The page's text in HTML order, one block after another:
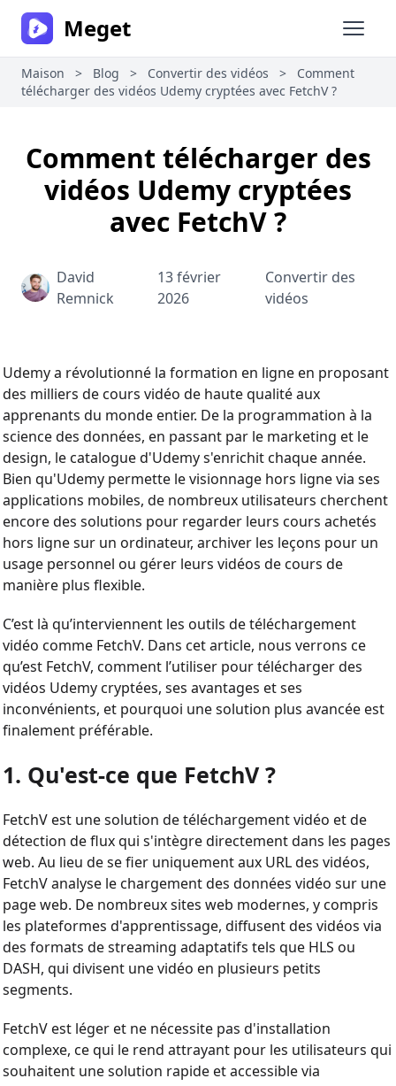
Meget
Maison > Blog > Convertir des vidéos >
Comment
télécharger des vidéos Udemy cryptées avec FetchV ?
Comment télécharger des
vidéos Udemy cryptées
avec FetchV ?
David
Remnick
13 février
2026
Convertir des
vidéos
Udemy a révolutionné la formation en ligne en proposant
des milliers de cours vidéo de haute qualité aux
apprenants du monde entier. De la programmation à la
science des données, en passant par le marketing et le
design, le catalogue d'Udemy s'enrichit chaque année.
Bien qu'Udemy permette le visionnage hors ligne via ses
applications mobiles, de nombreux utilisateurs cherchent
encore des solutions pour regarder leurs cours achetés
hors ligne sur un ordinateur, archiver les leçons pour un
usage personnel ou gérer leurs vidéos de cours de
manière plus flexible.
C’est là qu’interviennent les outils de téléchargement
vidéo comme FetchV. Dans cet article, nous verrons ce
qu’est FetchV, comment l’utiliser pour télécharger des
vidéos Udemy cryptées, ses avantages et ses
inconvénients, et pourquoi une solution plus avancée est
finalement préférable.
1. Qu'est-ce que FetchV ?
FetchV est une solution de téléchargement vidéo et de
détection de flux qui s'intègre directement dans les pages
web. Au lieu de se fier uniquement aux URL des vidéos,
FetchV analyse le chargement des données vidéo sur une
page web. De nombreux sites web modernes, y compris
les plateformes d'apprentissage, diffusent des vidéos via
des formats de streaming adaptatifs tels que HLS ou
DASH, qui divisent une vidéo en plusieurs petits
segments.
FetchV est léger et ne nécessite pas d'installation
complexe, ce qui le rend attrayant pour les utilisateurs qui
souhaitent une solution rapide et accessible via